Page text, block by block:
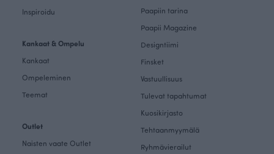
Inspiroidu
Kankaat & Ompelu
Kankaat
Ompeleminen
Teemat
Outlet
Naisten vaate Outlet
Paapiin tarina
Paapii Magazine
Designtiimi
Finsket
Vastuullisuus
Tulevat tapahtumat
Kuosikirjasto
Tehtaanmyymälä
Ryhmävierailut